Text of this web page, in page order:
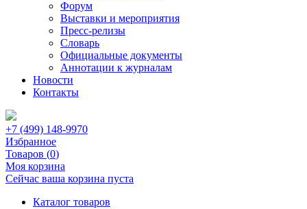
Форум
Выставки и мероприятия
Пресс-релизы
Словарь
Официальные документы
Аннотации к журналам
Новости
Контакты
+7 (499) 148-9970
Избранное
Товаров (0)
Моя корзина
Сейчас ваша корзина пуста
Каталог товаров